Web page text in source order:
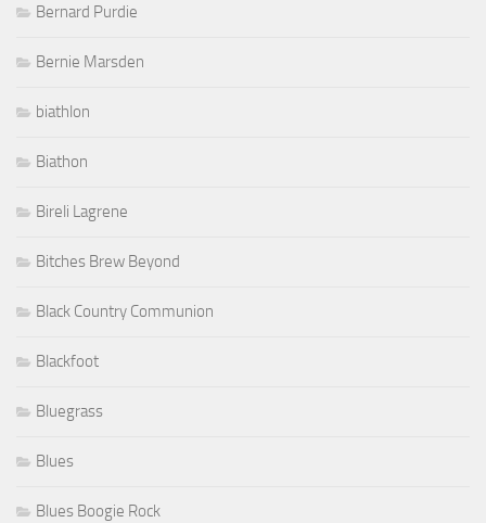
Bernard Purdie
Bernie Marsden
biathlon
Biathon
Bireli Lagrene
Bitches Brew Beyond
Black Country Communion
Blackfoot
Bluegrass
Blues
Blues Boogie Rock